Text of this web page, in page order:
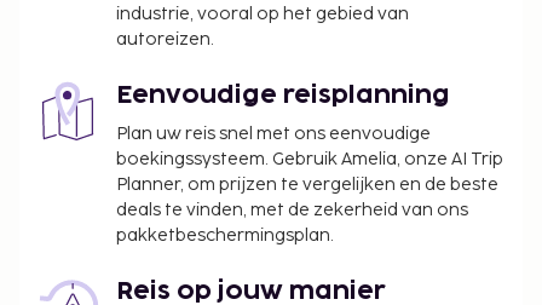
industrie, vooral op het gebied van
autoreizen.
Eenvoudige reisplanning
Plan uw reis snel met ons eenvoudige
boekingssysteem. Gebruik Amelia, onze AI Trip
Planner, om prijzen te vergelijken en de beste
deals te vinden, met de zekerheid van ons
pakketbeschermingsplan.
Reis op jouw manier